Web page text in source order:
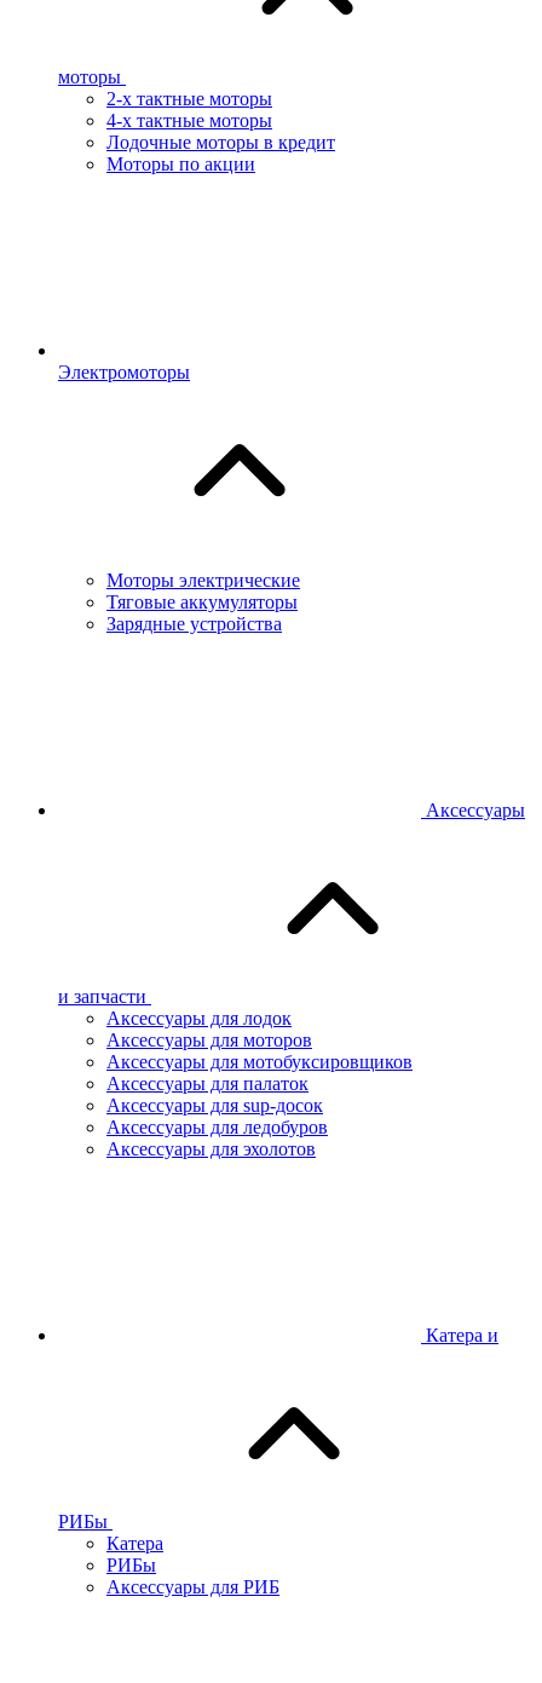
моторы
2-х тактные моторы
4-х тактные моторы
Лодочные моторы в кредит
Моторы по акции
Электромоторы
Моторы электрические
Тяговые аккумуляторы
Зарядные устройства
Аксессуары
и запчасти
Аксессуары для лодок
Аксессуары для моторов
Аксессуары для мотобуксировщиков
Аксессуары для палаток
Аксессуары для sup-досок
Аксессуары для ледобуров
Аксессуары для эхолотов
Катера и
РИБы
Катера
РИБы
Аксессуары для РИБ